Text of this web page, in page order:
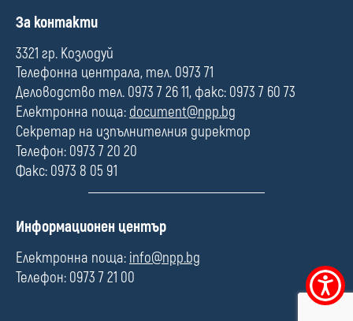
Меню
за
П
л
е
За контакти
3321 гр. Козлодуй
Телефонна централа, тел. 0973 71
Деловодство тел. 0973 7 26 11, факс: 0973 7 60 73
Електронна поща: document@npp.bg
Секретар на изпълнителния директор
Телефон: 0973 7 20 20
Факс: 0973 8 05 91
П
л
е
Информационен център
Електронна поща: info@npp.bg
Телефон: 0973 7 21 00